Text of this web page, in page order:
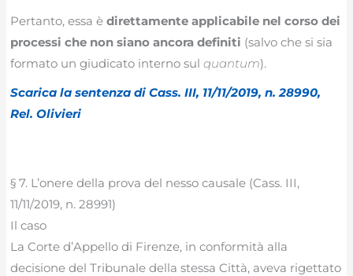
Pertanto, essa èdirettamente applicabile nel corso dei
processi che non siano ancora definiti (salvo che si sia
formato un giudicato interno sulquantum).
Scarica la sentenza di Cass. III, 11/11/2019, n. 28990,
Rel. Olivieri
§ 7. L’onere della prova del nesso causale (Cass. III,
11/11/2019, n. 28991)
Il caso
La Corte d’Appello di Firenze, in conformità alla
decisione del Tribunale della stessa Città, aveva rigettato